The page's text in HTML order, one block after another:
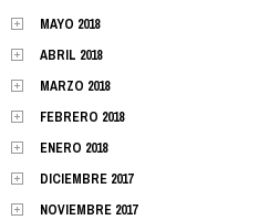
MAYO 2018
ABRIL 2018
MARZO 2018
FEBRERO 2018
ENERO 2018
DICIEMBRE 2017
NOVIEMBRE 2017